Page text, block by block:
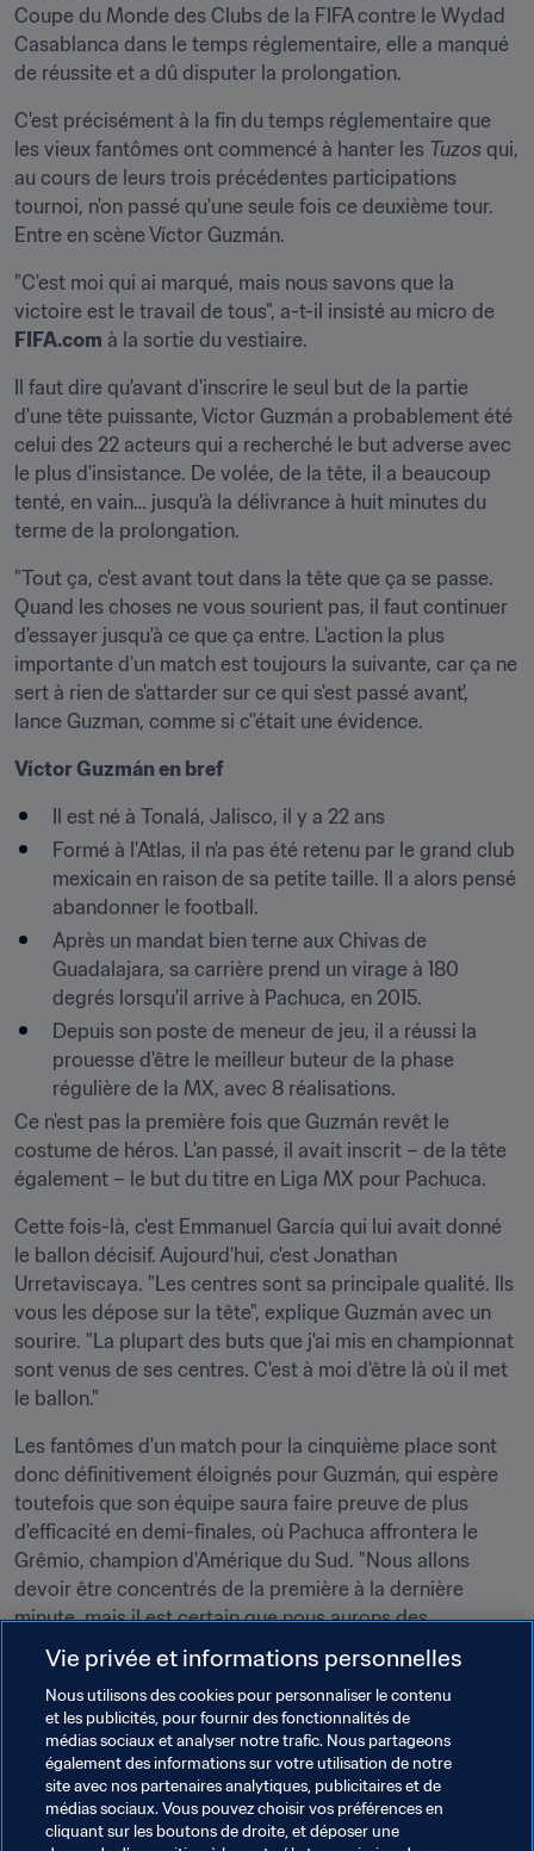
Coupe du Monde des Clubs de la FIFA contre le Wydad
Casablanca dans le temps réglementaire, elle a manqué
de réussite et a dû disputer la prolongation.
C'est précisément à la fin du temps réglementaire que
les vieux fantômes ont commencé à hanter les Tuzos qui,
au cours de leurs trois précédentes participations
tournoi, n'on passé qu'une seule fois ce deuxième tour.
Entre en scène Víctor Guzmán.
"C'est moi qui ai marqué, mais nous savons que la
FIFA.com à la sortie du vestiaire.
Il faut dire qu'avant d'inscrire le seul but de la partie
d'une tête puissante, Víctor Guzmán a probablement été
celui des 22 acteurs qui a recherché le but adverse avec
le plus d'insistance. De volée, de la tête, il a beaucoup
tenté, en vain… jusqu'à la délivrance à huit minutes du
terme de la prolongation.
"Tout ça, c'est avant tout dans la tête que ça se passe.
Quand les choses ne vous sourient pas, il faut continuer
d'essayer jusqu'à ce que ça entre. L'action la plus
importante d'un match est toujours la suivante, car ça ne
sert à rien de s'attarder sur ce qui s'est passé avant',
lance Guzman, comme si c''était une évidence.
Víctor Guzmán en bref
Il est né à Tonalá, Jalisco, il y a 22 ans
Formé à l'Atlas, il n'a pas été retenu par le grand club
mexicain en raison de sa petite taille. Il a alors pensé
abandonner le football.
Après un mandat bien terne aux Chivas de
Guadalajara, sa carrière prend un virage à 180
degrés lorsqu'il arrive à Pachuca, en 2015.
Depuis son poste de meneur de jeu, il a réussi la
prouesse d'être le meilleur buteur de la phase
régulière de la MX, avec 8 réalisations.
Ce n'est pas la première fois que Guzmán revêt le
costume de héros. L'an passé, il avait inscrit – de la tête
également – le but du titre en Liga MX pour Pachuca.
Cette fois-là, c'est Emmanuel García qui lui avait donné
le ballon décisif. Aujourd'hui, c'est Jonathan
Urretaviscaya. "Les centres sont sa principale qualité. Ils
vous les dépose sur la tête", explique Guzmán avec un
sourire. "La plupart des buts que j'ai mis en championnat
sont venus de ses centres. C'est à moi d'être là où il met
le ballon."
Les fantômes d'un match pour la cinquième place sont
donc définitivement éloignés pour Guzmán, qui espère
toutefois que son équipe saura faire preuve de plus
d'efficacité en demi-finales, où Pachuca affrontera le
Grêmio, champion d'Amérique du Sud. "Nous allons
devoir être concentrés de la première à la dernière
minute, mais il est certain que nous aurons des
occasions. Il faudra savoir en profiter. Malheureusement,
aujourd'hui ça n'a pas été le cas, mais ça va venir."
"Víctor est un grand joueur. Il a beaucoup gagné en
maturité, et ce n'est que l'un des nombreux compliments
que je pourrais lui faire." — Diego Alonso
Vie privée et informations personnelles
Nous utilisons des cookies pour personnaliser le contenu
et les publicités, pour fournir des fonctionnalités de
médias sociaux et analyser notre trafic. Nous partageons
également des informations sur votre utilisation de notre
site avec nos partenaires analytiques, publicitaires et de
médias sociaux. Vous pouvez choisir vos préférences en
cliquant sur les boutons de droite, et déposer une